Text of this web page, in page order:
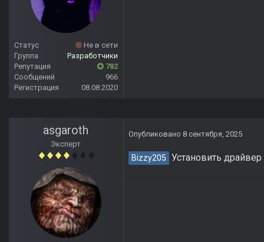
Статус
Не в сети
Группа
Разработчики
Репутация
782
Сообщений
966
Регистрация
08.08.2020
asgaroth
Эксперт
Опубликовано 8 сентября, 2025
Bizzy205 Установить драйвер